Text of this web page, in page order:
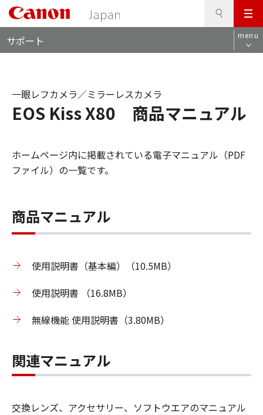
メ
ニ
ュ
サポート menu
EOS Kiss X80 商品マニュアル
一眼レフカメラ／ミラーレスカメラ
ホームページ内に掲載されている電子マニュアル（PDF
ファイル）の一覧です。
商品マニュアル
使用説明書（基本編）（10.5MB）
使用説明書 （16.8MB）
無線機能 使用説明書（3.80MB）
関連マニュアル
交換レンズ、アクセサリー、ソフトウエアのマニュアル